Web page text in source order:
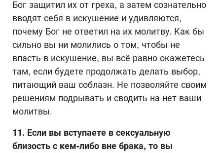
Бог защитил их от греха, а затем сознательно
вводят себя в искушение и удивляются,
почему Бог не ответил на их молитву. Как бы
сильно вы ни молились о том, чтобы не
впасть в искушение, вы всё равно окажетесь
там, если будете продолжать делать выбор,
питающий ваш соблазн. Не позволяйте своим
решениям подрывать и сводить на нет ваши
молитвы.
11. Если вы вступаете в сексуальную
близость с кем-либо вне брака, то вы